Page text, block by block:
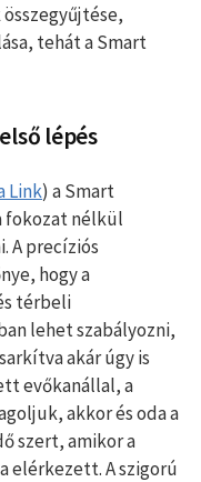
tehát a Smart
lépés
Link) a Smart
fokozat nélkül
A precíziós
hogy a
térbeli
lehet szabályozni,
akár úgy is
evőkanállal, a
akkor és oda a
szert, amikor a
elérkezett. A szigorú